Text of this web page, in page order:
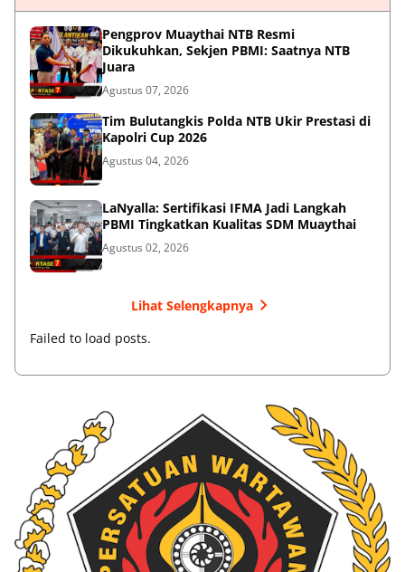
Pengprov Muaythai NTB Resmi
Dikukuhkan, Sekjen PBMI: Saatnya NTB
Juara
Agustus 07, 2026
Tim Bulutangkis Polda NTB Ukir Prestasi di
Kapolri Cup 2026
Agustus 04, 2026
LaNyalla: Sertifikasi IFMA Jadi Langkah
PBMI Tingkatkan Kualitas SDM Muaythai
Agustus 02, 2026
Lihat Selengkapnya
Failed to load posts.